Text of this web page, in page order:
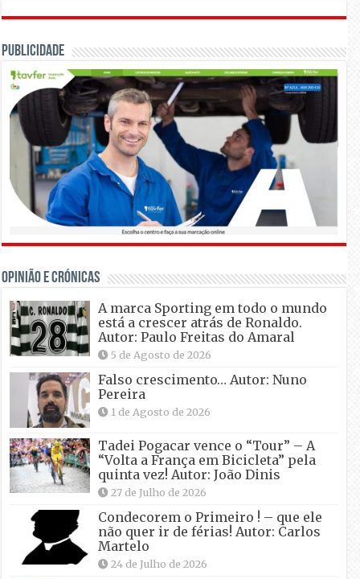
Publicidade
OPINIÃO E CRÓNICAS
A marca Sporting em todo o mundo
está a crescer atrás de Ronaldo.
Autor: Paulo Freitas do Amaral
5 de Agosto de 2026
Falso crescimento… Autor: Nuno
Pereira
1 de Agosto de 2026
Tadei Pogacar vence o “Tour” – A
“Volta a França em Bicicleta” pela
quinta vez! Autor: João Dinis
27 de Julho de 2026
Condecorem o Primeiro ! – que ele
não quer ir de férias! Autor: Carlos
Martelo
24 de Julho de 2026